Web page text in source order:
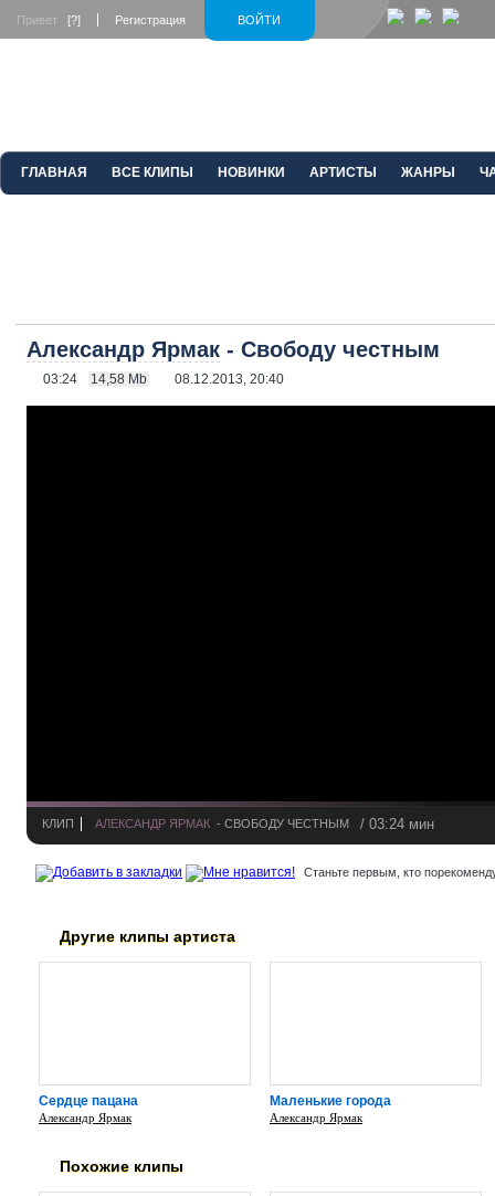
ВОЙТИ
Привет [?] Регистрация
ГЛАВНАЯ ВСЕ КЛИПЫ НОВИНКИ АРТИСТЫ ЖАНРЫ
Александр Ярмак - Свободу честным
03:24 14,58 Mb 08.12.2013, 20:40
КЛИП АЛЕКСАНДР ЯРМАК - СВОБОДУ ЧЕСТНЫМ / 03:24 мин
Станьте первым, кто
Другие клипы артиста
Сердце пацана
Александр Ярмак
Маленькие города
Александр Ярмак
Похожие клипы